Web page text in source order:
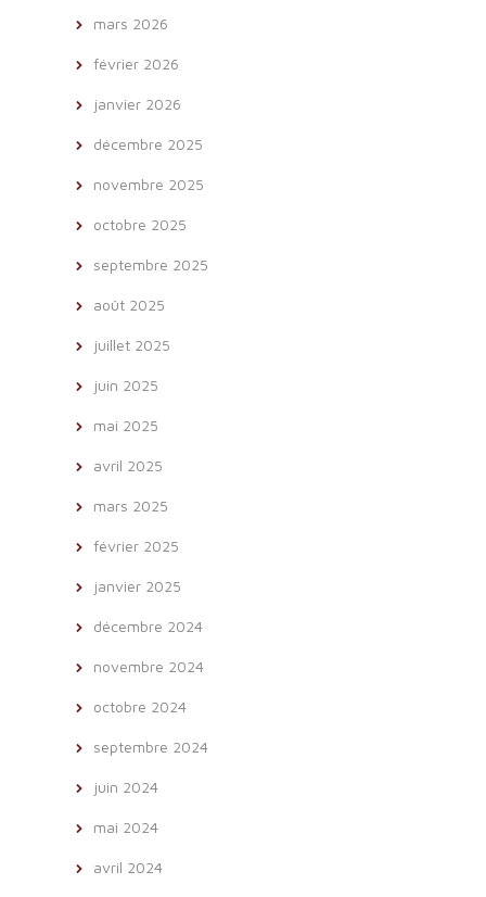
mars 2026
février 2026
janvier 2026
décembre 2025
novembre 2025
octobre 2025
septembre 2025
août 2025
juillet 2025
juin 2025
mai 2025
avril 2025
mars 2025
février 2025
janvier 2025
décembre 2024
novembre 2024
octobre 2024
septembre 2024
juin 2024
mai 2024
avril 2024